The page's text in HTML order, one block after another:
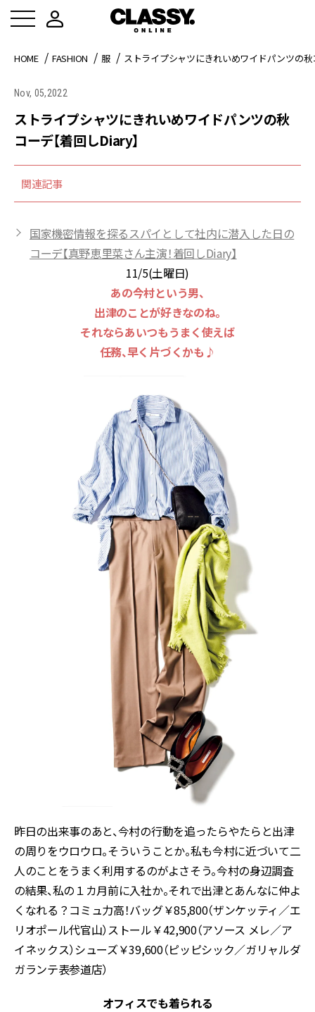
HOME FASHION 服 ストライプシャツにきれいめワイドパンツの
Nov, 05,2022
ストライプシャツにきれいめワイドパンツの秋
コーデ【着回しDiary】
関連記事
国家機密情報を探るスパイとして社内に潜入した日の
コーデ【真野恵里菜さん主演！着回しDiary】
11/5(土曜日)
あの今村という男、
出津のことが好きなのね。
それならあいつもうまく使えば
任務、早く片づくかも♪
昨日の出来事のあと、今村の行動を追ったらやたらと出津
の周りをウロウロ。そういうことか。私も今村に近づいて二
人のことをうまく利用するのがよさそう。今村の身辺調査
の結果、私の１カ月前に入社か。それで出津とあんなに仲よ
くなれる？コミュ力高！バッグ￥85,800（ザンケッティ／エ
リオポール代官山）ストール￥42,900（アソース メレ／ア
イネックス）シューズ￥39,600（ピッピシック／ガリャルダ
ガランテ表参道店）
オフィスでも着られる